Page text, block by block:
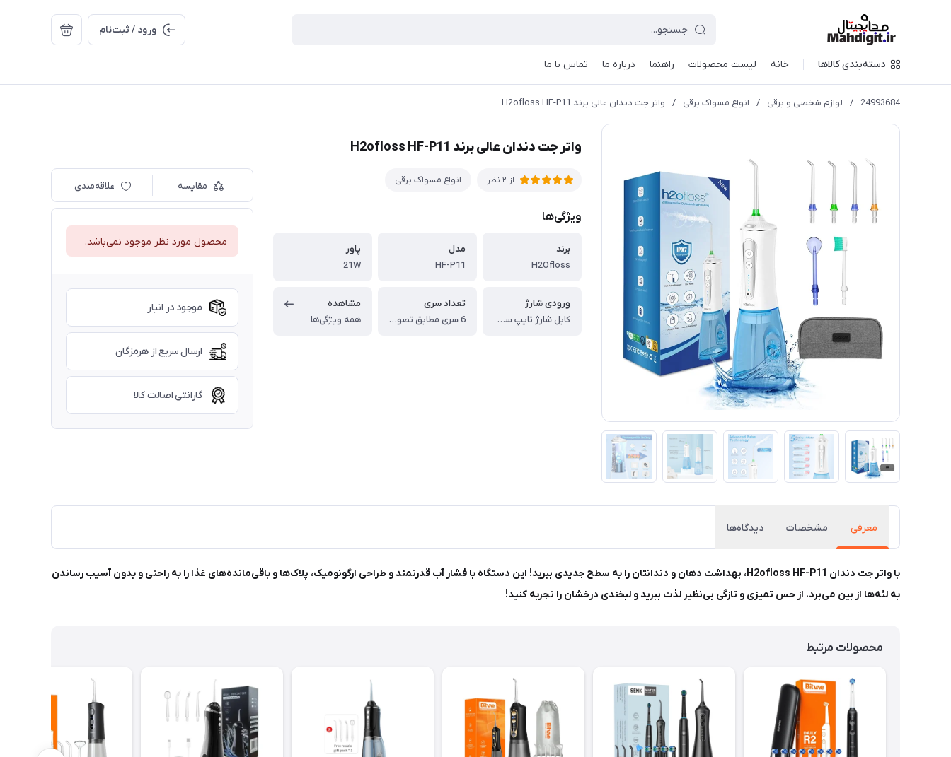
ورود / ثبت‌نام
دسته‌بندی کالاها خانه لیست محصولات راهنما درباره ما تماس با ما
24993684
/ لوازم شخصی و برقی / انواع مسواک برقی / واتر جت دندان عالی برند H2ofloss HF-P11
واتر جت دندان عالی برند H2ofloss HF-P11
از 2 نظر انواع مسواک برقی
ویژگی‌ها
برند
H2Ofloss
مدل
HF-P11
پاور
21W
ورودی شارژ
کابل شارژ تایپ سی ، 5V 1A
تعداد سری
6 سری مطابق تصویر اول
مشاهده
همه ویژگی‌ها
مقایسه علاقه‌مندی
محصول مورد نظر موجود نمی‌باشد.
موجود در انبار
ارسال سریع از هرمزگان
گارانتی اصالت کالا
معرفی مشخصات دیدگاه‌ها
با واتر جت دندان H2ofloss HF-P11، بهداشت دهان و دندانتان را به سطح جدیدی ببرید! این دستگاه با فشار آب قدرتمند و طراحی ارگونومیک، پلاک‌ها و باقی‌مانده‌های غذا را به ‌راحتی و بدون آسیب رساندن
به لثه‌ها از بین می‌برد. از حس تمیزی و تازگی بی‌نظیر لذت ببرید و لبخندی درخشان را تجربه کنید!
محصولات مرتبط